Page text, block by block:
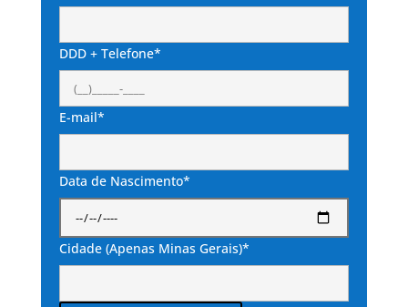
DDD + Telefone*
E-mail*
Data de Nascimento*
Cidade (Apenas Minas Gerais)*